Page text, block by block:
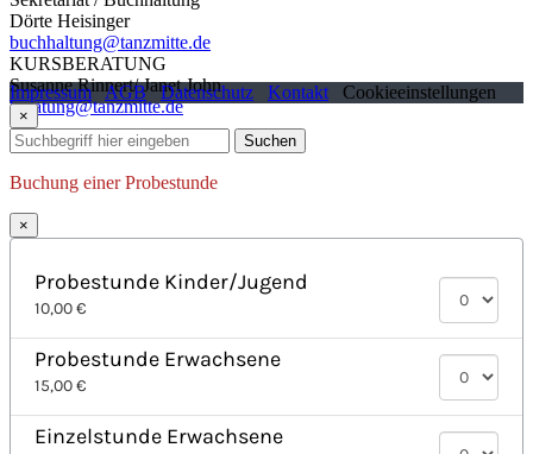
Dörte Heisinger
buchhaltung@tanzmitte.de
KURSBERATUNG
Susanne Rinnert/ Janet John
beratung@tanzmitte.de
Impressum AGB Datenschutz Kontakt Cookieeinstellungen
×
Suchen
Buchung einer Probestunde
×